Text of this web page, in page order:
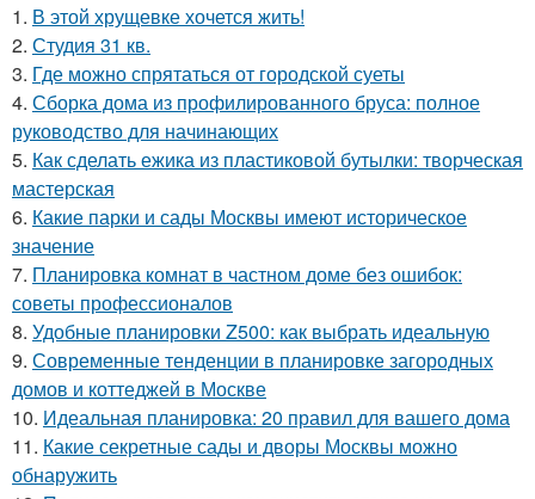
1. В этой хрущевке хочется жить!
2. Студия 31 кв.
3. Где можно спрятаться от городской суеты
4. Сборка дома из профилированного бруса: полное
руководство для начинающих
5. Как сделать ежика из пластиковой бутылки: творческая
мастерская
6. Какие парки и сады Москвы имеют историческое
значение
7. Планировка комнат в частном доме без ошибок:
советы профессионалов
8. Удобные планировки Z500: как выбрать идеальную
9. Современные тенденции в планировке загородных
домов и коттеджей в Москве
10. Идеальная планировка: 20 правил для вашего дома
11. Какие секретные сады и дворы Москвы можно
обнаружить